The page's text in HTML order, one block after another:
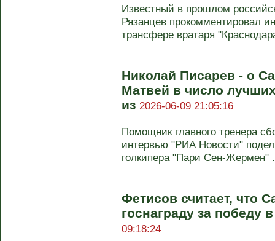
Известный в прошлом
Рязанцев прокомментировал
трансфере вратаря
Николай Писарев - о
Матвей в число
из 2026-06-09 21:05:16
Помощник главного тренера
интервью "РИА Новости"
голкипера "Пари Сен-Жермен"
Фетисов считает, что
госнаграду за победу
09:18:24